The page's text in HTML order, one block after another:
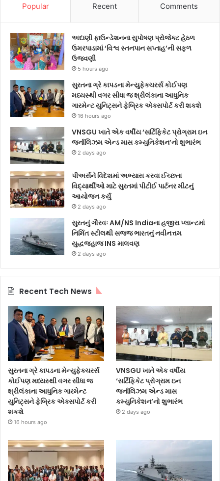
Popular Recent Comments
અદાણી ફાઉન્ડેશનના સુપોષણ પ્રોજેક્ટ હેઠળ
ઉમરપાડામાં ‘વિશ્વ સ્તનપાન સપ્તાહ’ની સફળ
ઉજવણી
5 hours ago
સુરતના ગ્રે કાપડના મેન્યુફેક્ચરર્સ કોઈપણ
મધ્યસ્થી વગર સીધા જ શ્રીલંકાના આધુનિક
ગારમેન્ટ યુનિટ્સને ફેબ્રિક એક્સપોર્ટ કરી શકશે
16 hours ago
VNSGU ખાતે એક વર્ષીય ‘સર્ટિફિકેટ પ્રોગ્રામ ઇન
જર્નાલિઝમ એન્ડ માસ કમ્યુનિકેશન’નો શુભારંભ
2 days ago
પીઅર્સને વિદેશમાં અભ્યાસ કરવા ઈચ્છતા
વિદ્યાર્થીઓ માટે સુરતમાં પીટીઈ પાર્ટનર મીટનું
આયોજન કર્યું
2 days ago
સુરતનું ગૌરવઃ AM/NS Indiaના હજીરા પ્લાન્ટમાં
નિર્મિત સ્ટીલથી સજ્જ ભારતનું નવીનત્તમ
યુદ્ધજહાજ INS માલવણ
2 days ago
Recent Tech News
સુરતના ગ્રે કાપડના મેન્યુફેક્ચરર્સ
કોઈપણ મધ્યસ્થી વગર સીધા જ
શ્રીલંકાના આધુનિક ગારમેન્ટ
યુનિટ્સને ફેબ્રિક એક્સપોર્ટ કરી
શકશે
16 hours ago
VNSGU ખાતે એક વર્ષીય
‘સર્ટિફિકેટ પ્રોગ્રામ ઇન
જર્નાલિઝમ એન્ડ માસ
કમ્યુનિકેશન’નો શુભારંભ
2 days ago